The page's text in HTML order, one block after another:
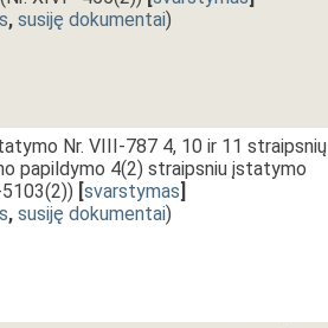
, susiję dokumentai)
Nr. VIII-787 4, 10 ir 11 straipsnių
papildymo 4(2) straipsniu įstatymo
5103(2)) [svarstymas]
, susiję dokumentai)